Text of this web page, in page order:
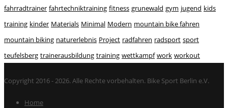
fahrradtrainer fahrtechniktraining fitness grunewald gym jugend kids
training kinder Materials Minimal Modern mountain bike fahren
mountain biking naturerlebnis Project radfahren radsport sport
teufelsberg trainerausbildung training wettkampf work workout
Copyright 2016 - 2026. Alle Rechte vorbehalten. Bike Sport Berlin e.V.
Home